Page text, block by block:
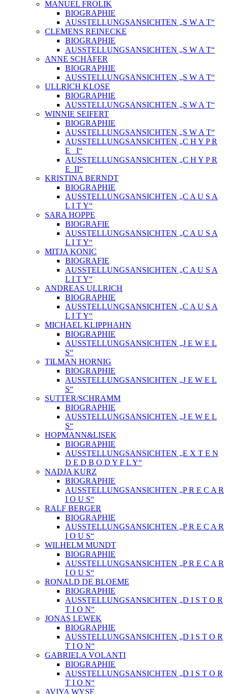
MANUEL FROLIK
BIOGRAPHIE
AUSSTELLUNGSANSICHTEN „S W A T“
CLEMENS REINECKE
BIOGRAPHIE
AUSSTELLUNGSANSICHTEN „S W A T“
ANNE SCHÄFER
BIOGRAPHIE
AUSSTELLUNGSANSICHTEN „S W A T“
ULLRICH KLOSE
BIOGRAPHIE
AUSSTELLUNGSANSICHTEN „S W A T“
WINNIE SEIFERT
BIOGRAPHIE
AUSSTELLUNGSANSICHTEN „S W A T“
AUSSTELLUNGSANSICHTEN „C H Y P R
E_ I“
AUSSTELLUNGSANSICHTEN „C H Y P R
E_II“
KRISTINA BERNDT
BIOGRAPHIE
AUSSTELLUNGSANSICHTEN „C A U S A
L I T Y“
SARA HOPPE
BIOGRAFIE
AUSSTELLUNGSANSICHTEN „C A U S A
L I T Y“
MITJA KONIC
BIOGRAFIE
AUSSTELLUNGSANSICHTEN „C A U S A
L I T Y“
ANDREAS ULLRICH
BIOGRAPHIE
AUSSTELLUNGSANSICHTEN „C A U S A
L I T Y“
MICHAEL KLIPPHAHN
BIOGRAPHIE
AUSSTELLUNGSANSICHTEN „J E W E L
S“
TILMAN HORNIG
BIOGRAPHIE
AUSSTELLUNGSANSICHTEN „J E W E L
S“
SUTTER/SCHRAMM
BIOGRAPHIE
AUSSTELLUNGSANSICHTEN „J E W E L
S“
HOPMANN&LISEK
BIOGRAPHIE
AUSSTELLUNGSANSICHTEN „E X T E N
D E D B O D Y F L Y“
NADJA KURZ
BIOGRAPHIE
AUSSTELLUNGSANSICHTEN „P R E C A R
I O U S“
RALF BERGER
BIOGRAPHIE
AUSSTELLUNGSANSICHTEN „P R E C A R
I O U S“
WILHELM MUNDT
BIOGRAPHIE
AUSSTELLUNGSANSICHTEN „P R E C A R
I O U S“
RONALD DE BLOEME
BIOGRAPHIE
AUSSTELLUNGSANSICHTEN „D I S T O R
T I O N“
JONAS LEWEK
BIOGRAPHIE
AUSSTELLUNGSANSICHTEN „D I S T O R
T I O N“
GABRIELA VOLANTI
BIOGRAPHIE
AUSSTELLUNGSANSICHTEN „D I S T O R
T I O N“
AVIYA WYSE